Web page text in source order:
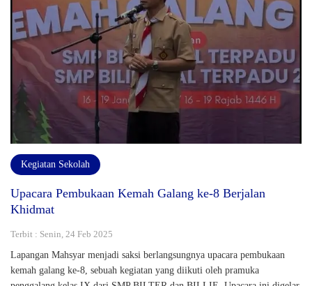
Kegiatan Sekolah
Upacara Pembukaan Kemah Galang ke-8 Berjalan
Khidmat
Terbit : Senin, 24 Feb 2025
Lapangan Mahsyar menjadi saksi berlangsungnya upacara pembukaan
kemah galang ke-8, sebuah kegiatan yang diikuti oleh pramuka